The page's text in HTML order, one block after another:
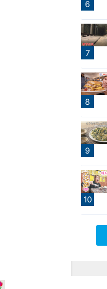
5
6
7
8
9
10